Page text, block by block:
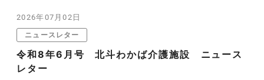
2026年07月02日
ニュースレター
令和8年6月号 北斗わかば介護施設 ニュース
レター